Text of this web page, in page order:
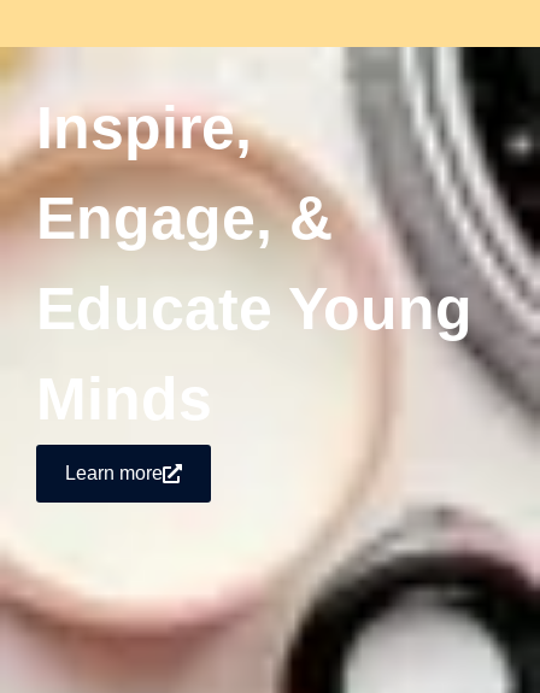
Inspire,
Engage, &
Educate Young
Minds
Learn more